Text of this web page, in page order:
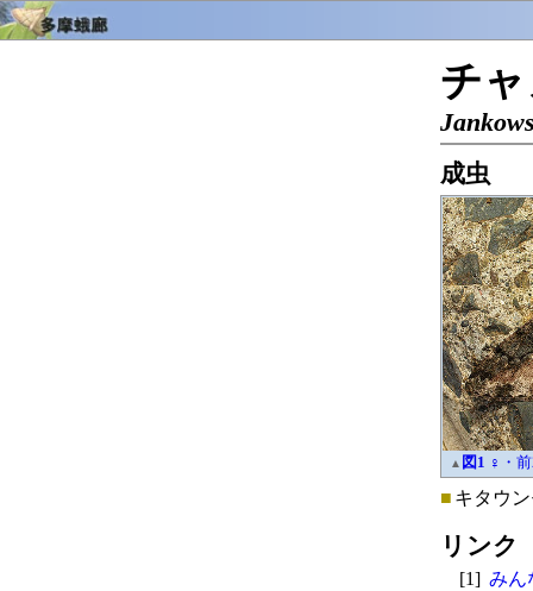
チ
成虫
▲ 図1 ♀・
■ キタウ
リンク
[1] みん